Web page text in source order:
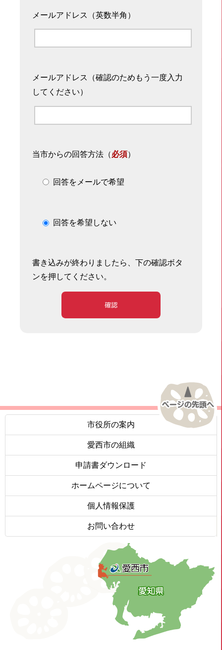
メールアドレス（英数半角）
メールアドレス（確認のためもう一度入力
してください）
当市からの回答方法 （必須）
回答をメールで希望
回答を希望しない
書き込みが終わりましたら、下の確認ボタ
ンを押してください。
確認
市役所の案内
愛西市の組織
申請書ダウンロード
ホームページについて
個人情報保護
お問い合わせ